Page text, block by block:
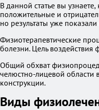
В данной статье вы
положительные и
но результаты уже
Физиотерапевтические
болезни. Цель воздействия
Общий обхват
челюстно-лицевой области
конструкции.
Виды